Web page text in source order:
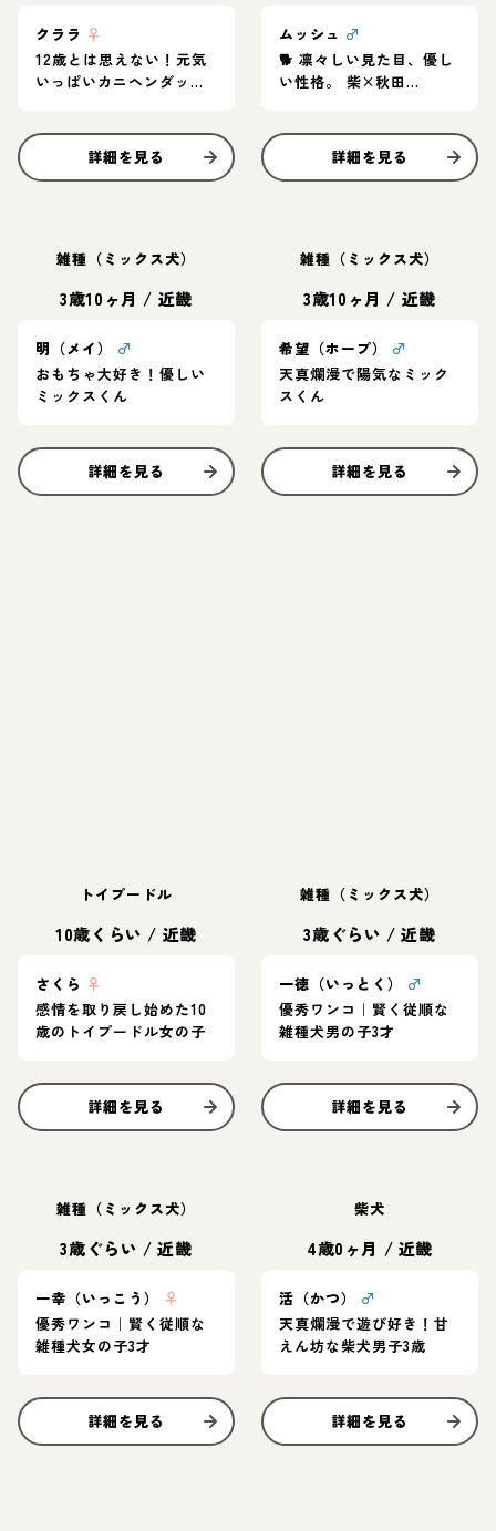
クララ ♀
12歳とは思えない！元気
いっぱいカニヘンダック
詳細を見る
ムッシュ ♂
🐕 凛々しい見た目、優し
い性格。 柴×秋田
詳細を見る
雑種（ミックス犬）
3歳10ヶ月 / 近畿
明（メイ）
♂
おもちゃ大好き！優しい
ミックスくん
詳細を見る
雑種（ミックス犬）
3歳10ヶ月 / 近畿
希望（ホープ）
♂
天真爛漫で陽気なミック
スくん
詳細を見る
トイプードル
10歳くらい / 近畿
さくら ♀
感情を取り戻し始めた10
歳のトイプードル女の子
詳細を見る
雑種（ミックス犬）
3歳ぐらい /近畿
一徳（いっとく）
♂
優秀ワンコ｜賢く従順な
雑種犬男の子3才
詳細を見る
雑種（ミックス犬）
3歳ぐらい /近畿
一幸（いっこう）
♀
優秀ワンコ｜賢く従順な
雑種犬女の子3才
詳細を見る
柴犬
4歳0ヶ月 / 近畿
活（かつ）
♂
天真爛漫で遊び好き！甘
えん坊な柴犬男子3歳
詳細を見る